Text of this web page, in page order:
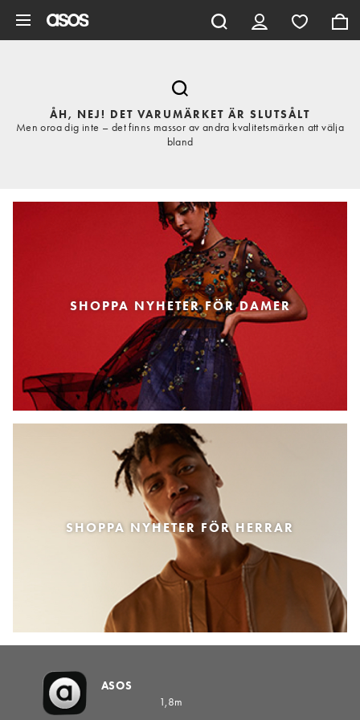
ÅH, NEJ! DET VARUMÄRKET ÄR SLUTSÅLT
Men oroa dig inte – det finns massor av andra kvalitetsmärken att välja
bland
SHOPPA NYHETER FÖR DAMER
SHOPPA NYHETER FÖR HERRAR
ASOS
1,8m